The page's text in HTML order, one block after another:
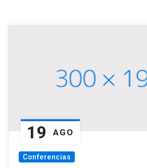
19 AGO
Conferencias